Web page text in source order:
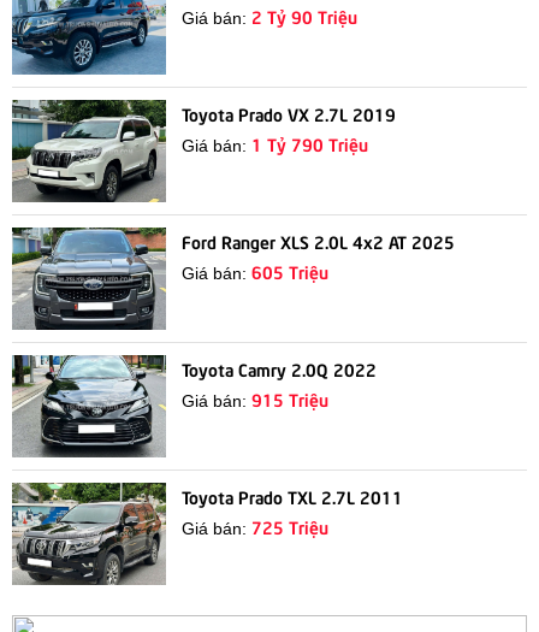
Giá bán: 2 Tỷ 90 Triệu
Toyota Prado VX 2.7L 2019
Giá bán: 1 Tỷ 790 Triệu
Ford Ranger XLS 2.0L 4x2 AT 2025
Giá bán:605 Triệu
Toyota Camry 2.0Q 2022
Giá bán:915 Triệu
Toyota Prado TXL 2.7L 2011
Giá bán: 725 Triệu